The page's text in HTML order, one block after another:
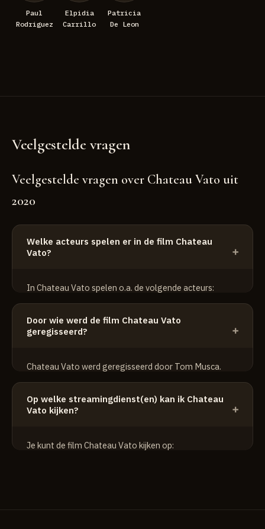
Paul
Rodriguez
Elpidia
Carrillo
Patricia
De Leon
Veelgestelde vragen
Veelgestelde vragen over Chateau Vato uit
2020
Welke acteurs spelen er in de film Chateau
Vato?
In Chateau Vato spelen o.a. de volgende acteurs:
Patricia De Leon
Door wie werd de film Chateau Vato
geregisseerd?
Chateau Vato werd geregisseerd door Tom Musca.
Op welke streamingdienst(en) kan ik Chateau
Vato kijken?
Je kunt de film Chateau Vato kijken op: